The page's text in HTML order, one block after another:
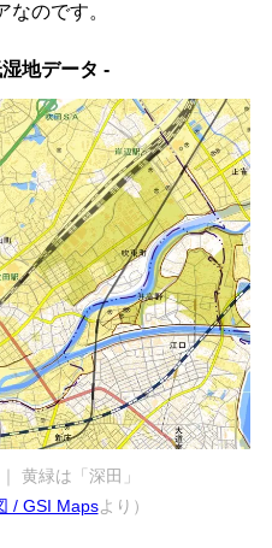
なのです。
地データ -
黄緑は「深田」
/ GSI Mapsより）